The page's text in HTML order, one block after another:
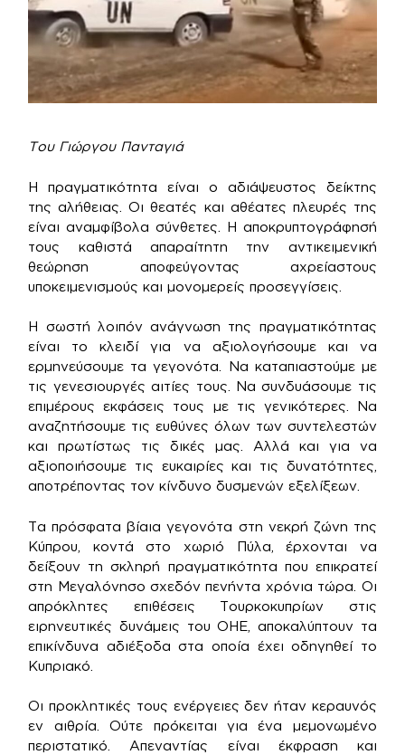
Του Γιώργου Πανταγιά
Η πραγματικότητα είναι ο αδιάψευστος δείκτης
της αλήθειας. Οι θεατές και αθέατες πλευρές της
είναι αναμφίβολα σύνθετες. Η αποκρυπτογράφησή
τους καθιστά απαραίτητη την αντικειμενική
θεώρηση αποφεύγοντας αχρείαστους
υποκειμενισμούς και μονομερείς προσεγγίσεις.
Η σωστή λοιπόν ανάγνωση της πραγματικότητας
είναι το κλειδί για να αξιολογήσουμε και να
ερμηνεύσουμε τα γεγονότα. Να καταπιαστούμε με
τις γενεσιουργές αιτίες τους. Να συνδυάσουμε τις
επιμέρους εκφάσεις τους με τις γενικότερες. Να
αναζητήσουμε τις ευθύνες όλων των συντελεστών
και πρωτίστως τις δικές μας. Αλλά και για να
αξιοποιήσουμε τις ευκαιρίες και τις δυνατότητες,
αποτρέποντας τον κίνδυνο δυσμενών εξελίξεων.
Τα πρόσφατα βίαια γεγονότα στη νεκρή ζώνη της
Κύπρου, κοντά στο χωριό Πύλα, έρχονται να
δείξουν τη σκληρή πραγματικότητα που επικρατεί
στη Μεγαλόνησο σχεδόν πενήντα χρόνια τώρα. Οι
απρόκλητες επιθέσεις Τουρκοκυπρίων στις
ειρηνευτικές δυνάμεις του ΟΗΕ, αποκαλύπτουν τα
επικίνδυνα αδιέξοδα στα οποία έχει οδηγηθεί το
Κυπριακό.
Οι προκλητικές τους ενέργειες δεν ήταν κεραυνός
εν αιθρία. Ούτε πρόκειται για ένα μεμονωμένο
περιστατικό. Απεναντίας είναι έκφραση και